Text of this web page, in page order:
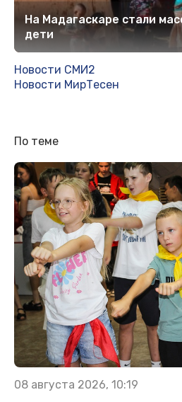
На Мадагаскаре стали
дети
Новости СМИ2
Новости МирТесен
По теме
08 августа 2026, 10:19